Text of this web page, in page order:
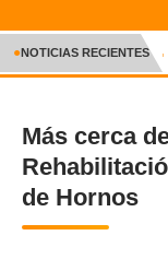
INICIO
ENTRETENIMIENTO
●NOTICIAS RECIENTES
Más cerca
de Hornos